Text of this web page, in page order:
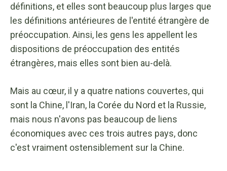
définitions, et elles sont beaucoup plus larges que
les définitions antérieures de l'entité étrangère de
préoccupation. Ainsi, les gens les appellent les
dispositions de préoccupation des entités
étrangères, mais elles sont bien au-delà.
Mais au cœur, il y a quatre nations couvertes, qui
sont la Chine, l'Iran, la Corée du Nord et la Russie,
mais nous n'avons pas beaucoup de liens
économiques avec ces trois autres pays, donc
c'est vraiment ostensiblement sur la Chine.